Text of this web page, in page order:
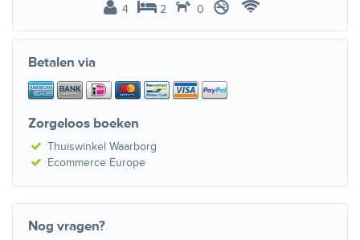
4 2 0
Betalen via
Zorgeloos boeken
Thuiswinkel Waarborg
Ecommerce Europe
Nog vragen?